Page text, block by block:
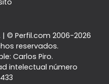
| © Perfil.com 2006-2026
reservados.
Carlos Piro.
intelectual número